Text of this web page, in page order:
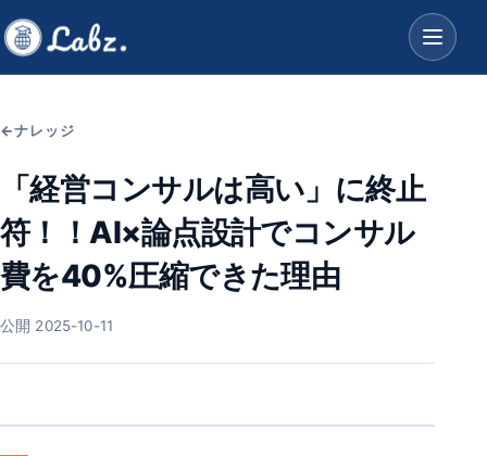
ナレッジ
「経営コンサルは高い」に終止
符！！AI×論点設計でコンサル
費を40%圧縮できた理由
公開 2025-10-11